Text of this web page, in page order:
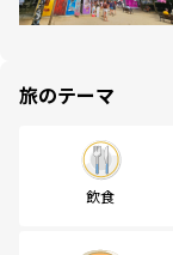
旅のテーマ
飲食